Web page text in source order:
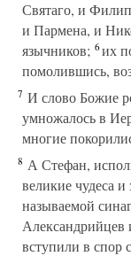
Святаго, и
и Пармена, и
язычников; 6их
помолившись,
7 И слово Божие
умножалось в
многие
8 А Стефан,
великие чудеса
называемой
вступили в спор